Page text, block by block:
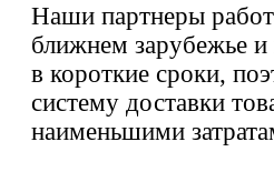
Наши партнеры
ближнем зарубежье
в короткие сроки,
систему доставки
наименьшими